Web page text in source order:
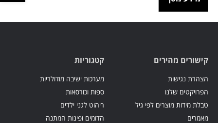
קישורים מהירים
הצהרת נגישות
הפרויקטים שלנו
טבלת מידות מוצרים לפי גיל
מאמרים
קטגוריות
מערכות ישיבה מודולריות
ספות וכורסאות
ריהוט לגני ילדים
הדומים ופינות המתנה